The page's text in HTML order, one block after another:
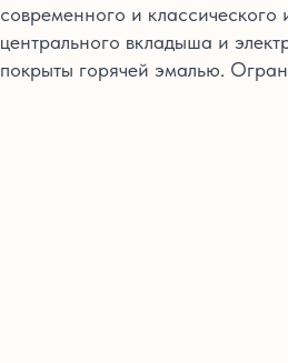
современного и
центрального вкладыша и
покрыты горячей эмалью.